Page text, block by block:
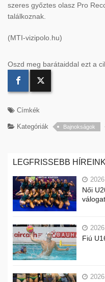
szeres győztes olasz Pro
találkoznak.
(MTI-vizipolo.hu)
Oszd meg barátaiddal ezt a
Címkék
Kategóriák Bajnokságok
LEGFRISSEBB HÍREINK
Női
Fiú